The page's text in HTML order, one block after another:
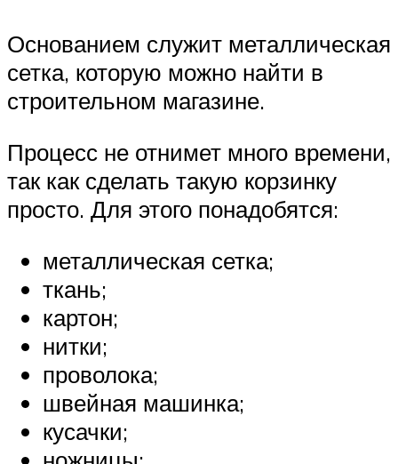
Основанием служит металлическая
сетка, которую можно найти в
строительном магазине.
Процесс не отнимет много времени,
так как сделать такую корзинку
просто. Для этого понадобятся:
металлическая сетка;
ткань;
картон;
нитки;
проволока;
швейная машинка;
кусачки;